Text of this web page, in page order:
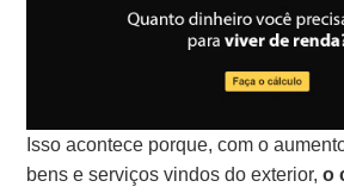
Isso acontece porque, com o
bens e serviços vindos do exterior, o